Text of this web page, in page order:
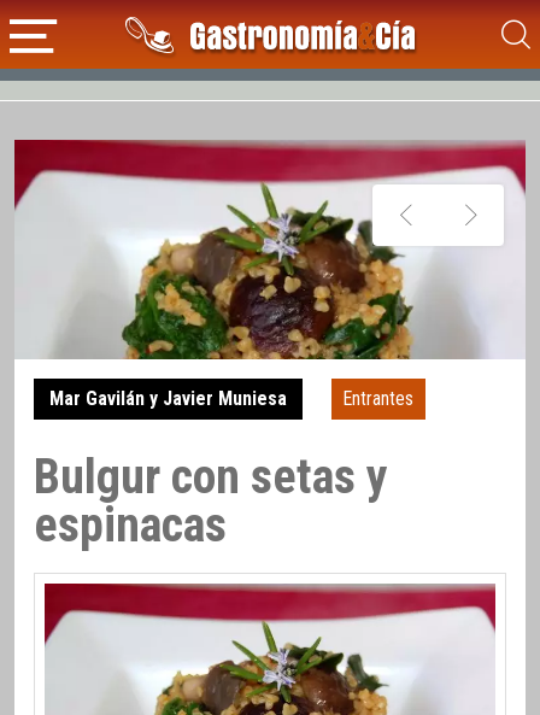
Mar Gavilán y Javier Muniesa Entrantes
Bulgur con setas y
espinacas